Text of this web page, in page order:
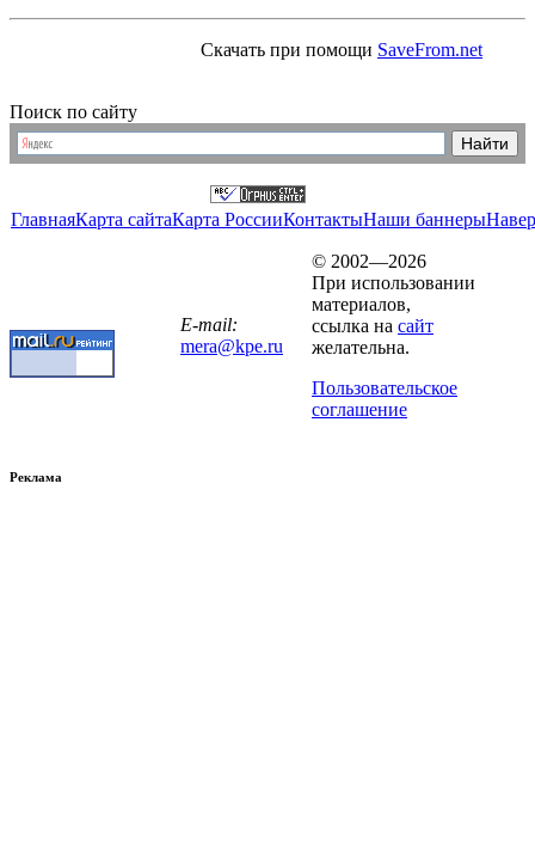
Скачать при помощи SaveFrom.net
Поиск по сайту
ГлавнаяКарта сайтаКарта РоссииКонтактыНаши баннеры
E-mail:
mera@kpe.ru
© 2002—2026
При использовании
материалов,
ссылка на сайт
желательна.
Пользовательское
соглашение
Реклама